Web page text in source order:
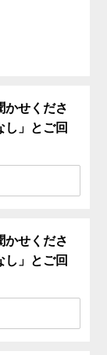
かせくださ
し」とご回
かせくださ
し」とご回